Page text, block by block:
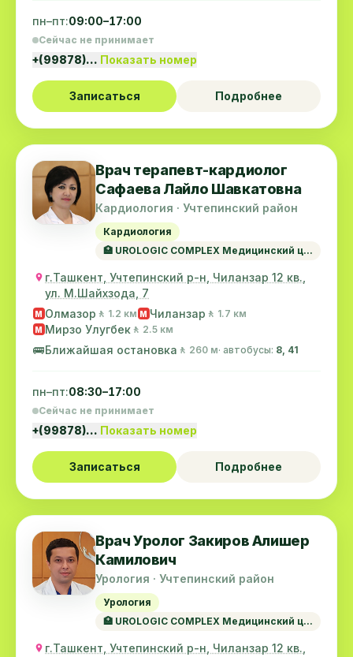
пн–пт:09:00–17:00
Сейчас не принимает
+(99878)… Показать номер
Записаться Подробнее
Врач терапевт-кардиолог
Сафаева Лайло Шавкатовна
Кардиология · Учтепинский район
Кардиология
🏥 UROLOGIC COMPLEX Медицинский ц...
г.Ташкент, Учтепинский р-н, Чиланзар 12 кв.,
ул. М.Шайхзода, 7
M Олмазор 🚶 1.2 км M Чиланзар 🚶 1.7 км
M Мирзо Улугбек 🚶 2.5 км
🚌Ближайшая остановка 🚶 260 м· автобусы: 8, 41
пн–пт:08:30–17:00
Сейчас не принимает
+(99878)… Показать номер
Записаться Подробнее
Врач Уролог Закиров Алишер
Камилович
Урология · Учтепинский район
Урология
🏥 UROLOGIC COMPLEX Медицинский ц...
г.Ташкент, Учтепинский р-н, Чиланзар 12 кв.,